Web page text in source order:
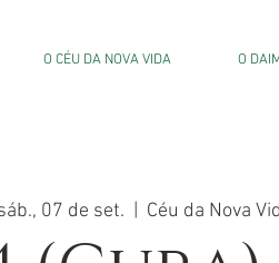
O CÉU DA NOVA VIDA O
07 de set. Céu da Nova